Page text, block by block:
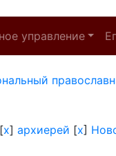
управление
[x] архиерей [x]